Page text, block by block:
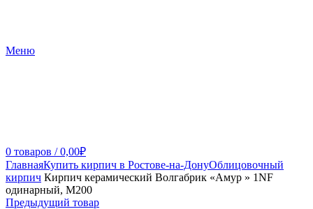
Меню
0 товаров / 0,00₽
ГлавнаяКупить кирпич в Ростове-на-ДонуОблицовочный
кирпич Кирпич керамический Волгабрик «Амур » 1NF
одинарный, М200
Предыдущий товар